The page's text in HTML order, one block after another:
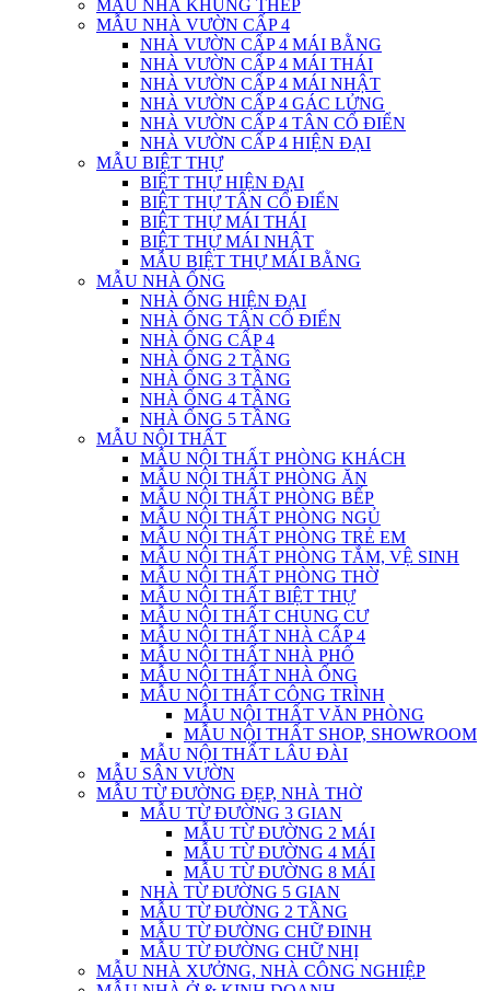
MẪU NHÀ KHUNG THÉP
MẪU NHÀ VƯỜN CẤP 4
NHÀ VƯỜN CẤP 4 MÁI BẰNG
NHÀ VƯỜN CẤP 4 MÁI THÁI
NHÀ VƯỜN CẤP 4 MÁI NHẬT
NHÀ VƯỜN CẤP 4 GÁC LỬNG
NHÀ VƯỜN CẤP 4 TÂN CỔ ĐIỂN
NHÀ VƯỜN CẤP 4 HIỆN ĐẠI
MẪU BIỆT THỰ
BIỆT THỰ HIỆN ĐẠI
BIỆT THỰ TÂN CỔ ĐIỂN
BIỆT THỰ MÁI THÁI
BIỆT THỰ MÁI NHẬT
MẪU BIỆT THỰ MÁI BẰNG
MẪU NHÀ ỐNG
NHÀ ỐNG HIỆN ĐẠI
NHÀ ỐNG TÂN CỔ ĐIỂN
NHÀ ỐNG CẤP 4
NHÀ ỐNG 2 TẦNG
NHÀ ỐNG 3 TẦNG
NHÀ ỐNG 4 TẦNG
NHÀ ỐNG 5 TẦNG
MẪU NỘI THẤT
MẪU NỘI THẤT PHÒNG KHÁCH
MẪU NỘI THẤT PHÒNG ĂN
MẪU NỘI THẤT PHÒNG BẾP
MẪU NỘI THẤT PHÒNG NGỦ
MẪU NỘI THẤT PHÒNG TRẺ EM
MẪU NỘI THẤT PHÒNG TẮM, VỆ SINH
MẪU NỘI THẤT PHÒNG THỜ
MẪU NỘI THẤT BIỆT THỰ
MẪU NỘI THẤT CHUNG CƯ
MẪU NỘI THẤT NHÀ CẤP 4
MẪU NỘI THẤT NHÀ PHỐ
MẪU NỘI THẤT NHÀ ỐNG
MẪU NỘI THẤT CÔNG TRÌNH
MẪU NỘI THẤT VĂN PHÒNG
MẪU NỘI THẤT SHOP, SHOWROOM
MẪU NỘI THẤT LÂU ĐÀI
MẪU SÂN VƯỜN
MẪU TỪ ĐƯỜNG ĐẸP, NHÀ THỜ
MẪU TỪ ĐƯỜNG 3 GIAN
MẪU TỪ ĐƯỜNG 2 MÁI
MẪU TỪ ĐƯỜNG 4 MÁI
MẪU TỪ ĐƯỜNG 8 MÁI
NHÀ TỪ ĐƯỜNG 5 GIAN
MẪU TỪ ĐƯỜNG 2 TẦNG
MẪU TỪ ĐƯỜNG CHỮ ĐINH
MẪU TỪ ĐƯỜNG CHỮ NHỊ
MẪU NHÀ XƯỞNG, NHÀ CÔNG NGHIỆP